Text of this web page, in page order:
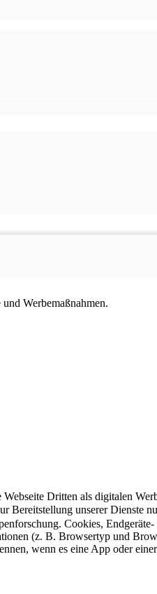
Werbemaßnahmen.
Dritten als digitalen
Bereitstellung unserer Dienste
Cookies,
(z. B. Browsertyp und
wenn es eine App oder